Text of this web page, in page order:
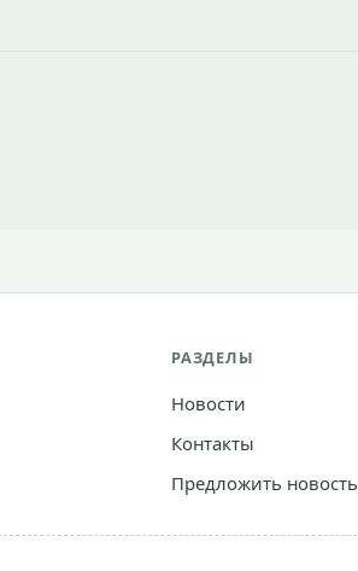
РАЗДЕЛЫ
Новости
Контакты
Предложить новость